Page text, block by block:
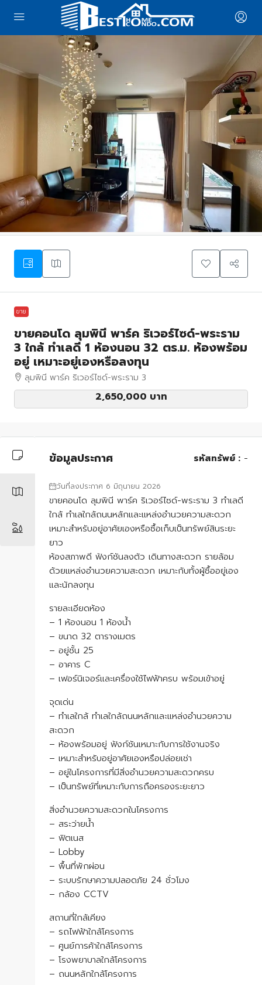
ขาย
ขายคอนโด ลุมพินี พาร์ค ริเวอร์ไซด์-พระราม
3 ใกล้ ทำเลดี 1 ห้องนอน 32 ตร.ม. ห้องพร้อม
อยู่ เหมาะอยู่เองหรือลงทุน
ลุมพินี พาร์ค ริเวอร์ไซด์-พระราม 3
2,650,000 บาท
ข้อมูลประกาศ รหัสทรัพย์ : -
วันที่ลงประกาศ 6 มิถุนายน 2026
ขายคอนโด ลุมพินี พาร์ค ริเวอร์ไซด์-พระราม 3 ทำเลดี
ใกล้ ทำเลใกล้ถนนหลักและแหล่งอำนวยความสะดวก
เหมาะสำหรับอยู่อาศัยเองหรือซื้อเก็บเป็นทรัพย์สินระยะ
ยาว
ห้องสภาพดี ฟังก์ชันลงตัว เดินทางสะดวก รายล้อม
ด้วยแหล่งอำนวยความสะดวก เหมาะกับทั้งผู้ซื้ออยู่เอง
และนักลงทุน
รายละเอียดห้อง
– 1 ห้องนอน 1 ห้องน้ำ
– ขนาด 32 ตารางเมตร
– อยู่ชั้น 25
– อาคาร C
– เฟอร์นิเจอร์และเครื่องใช้ไฟฟ้าครบ พร้อมเข้าอยู่
จุดเด่น
– ทำเลใกล้ ทำเลใกล้ถนนหลักและแหล่งอำนวยความ
สะดวก
– ห้องพร้อมอยู่ ฟังก์ชันเหมาะกับการใช้งานจริง
– เหมาะสำหรับอยู่อาศัยเองหรือปล่อยเช่า
– อยู่ในโครงการที่มีสิ่งอำนวยความสะดวกครบ
– เป็นทรัพย์ที่เหมาะกับการถือครองระยะยาว
สิ่งอำนวยความสะดวกในโครงการ
– สระว่ายน้ำ
– ฟิตเนส
– Lobby
– พื้นที่พักผ่อน
– ระบบรักษาความปลอดภัย 24 ชั่วโมง
– กล้อง CCTV
สถานที่ใกล้เคียง
– รถไฟฟ้าใกล้โครงการ
– ศูนย์การค้าใกล้โครงการ
– โรงพยาบาลใกล้โครงการ
– ถนนหลักใกล้โครงการ